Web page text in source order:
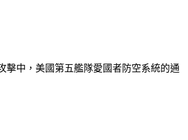
擊中，美國第五艦隊愛國者防空系統的通